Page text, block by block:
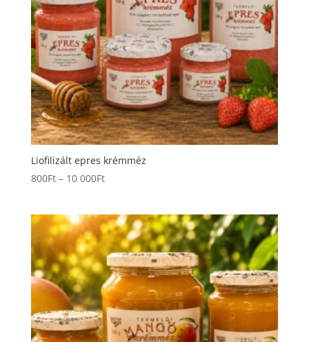
Liofilizált epres krémméz
800Ft – 10 000FtÁrtartomány:
10
000Ft